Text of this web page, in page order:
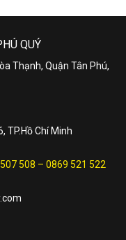
QUÝ
Thạnh, Quận Tân Phú,
TP.Hồ Chí Minh
508 – 0869 521 522